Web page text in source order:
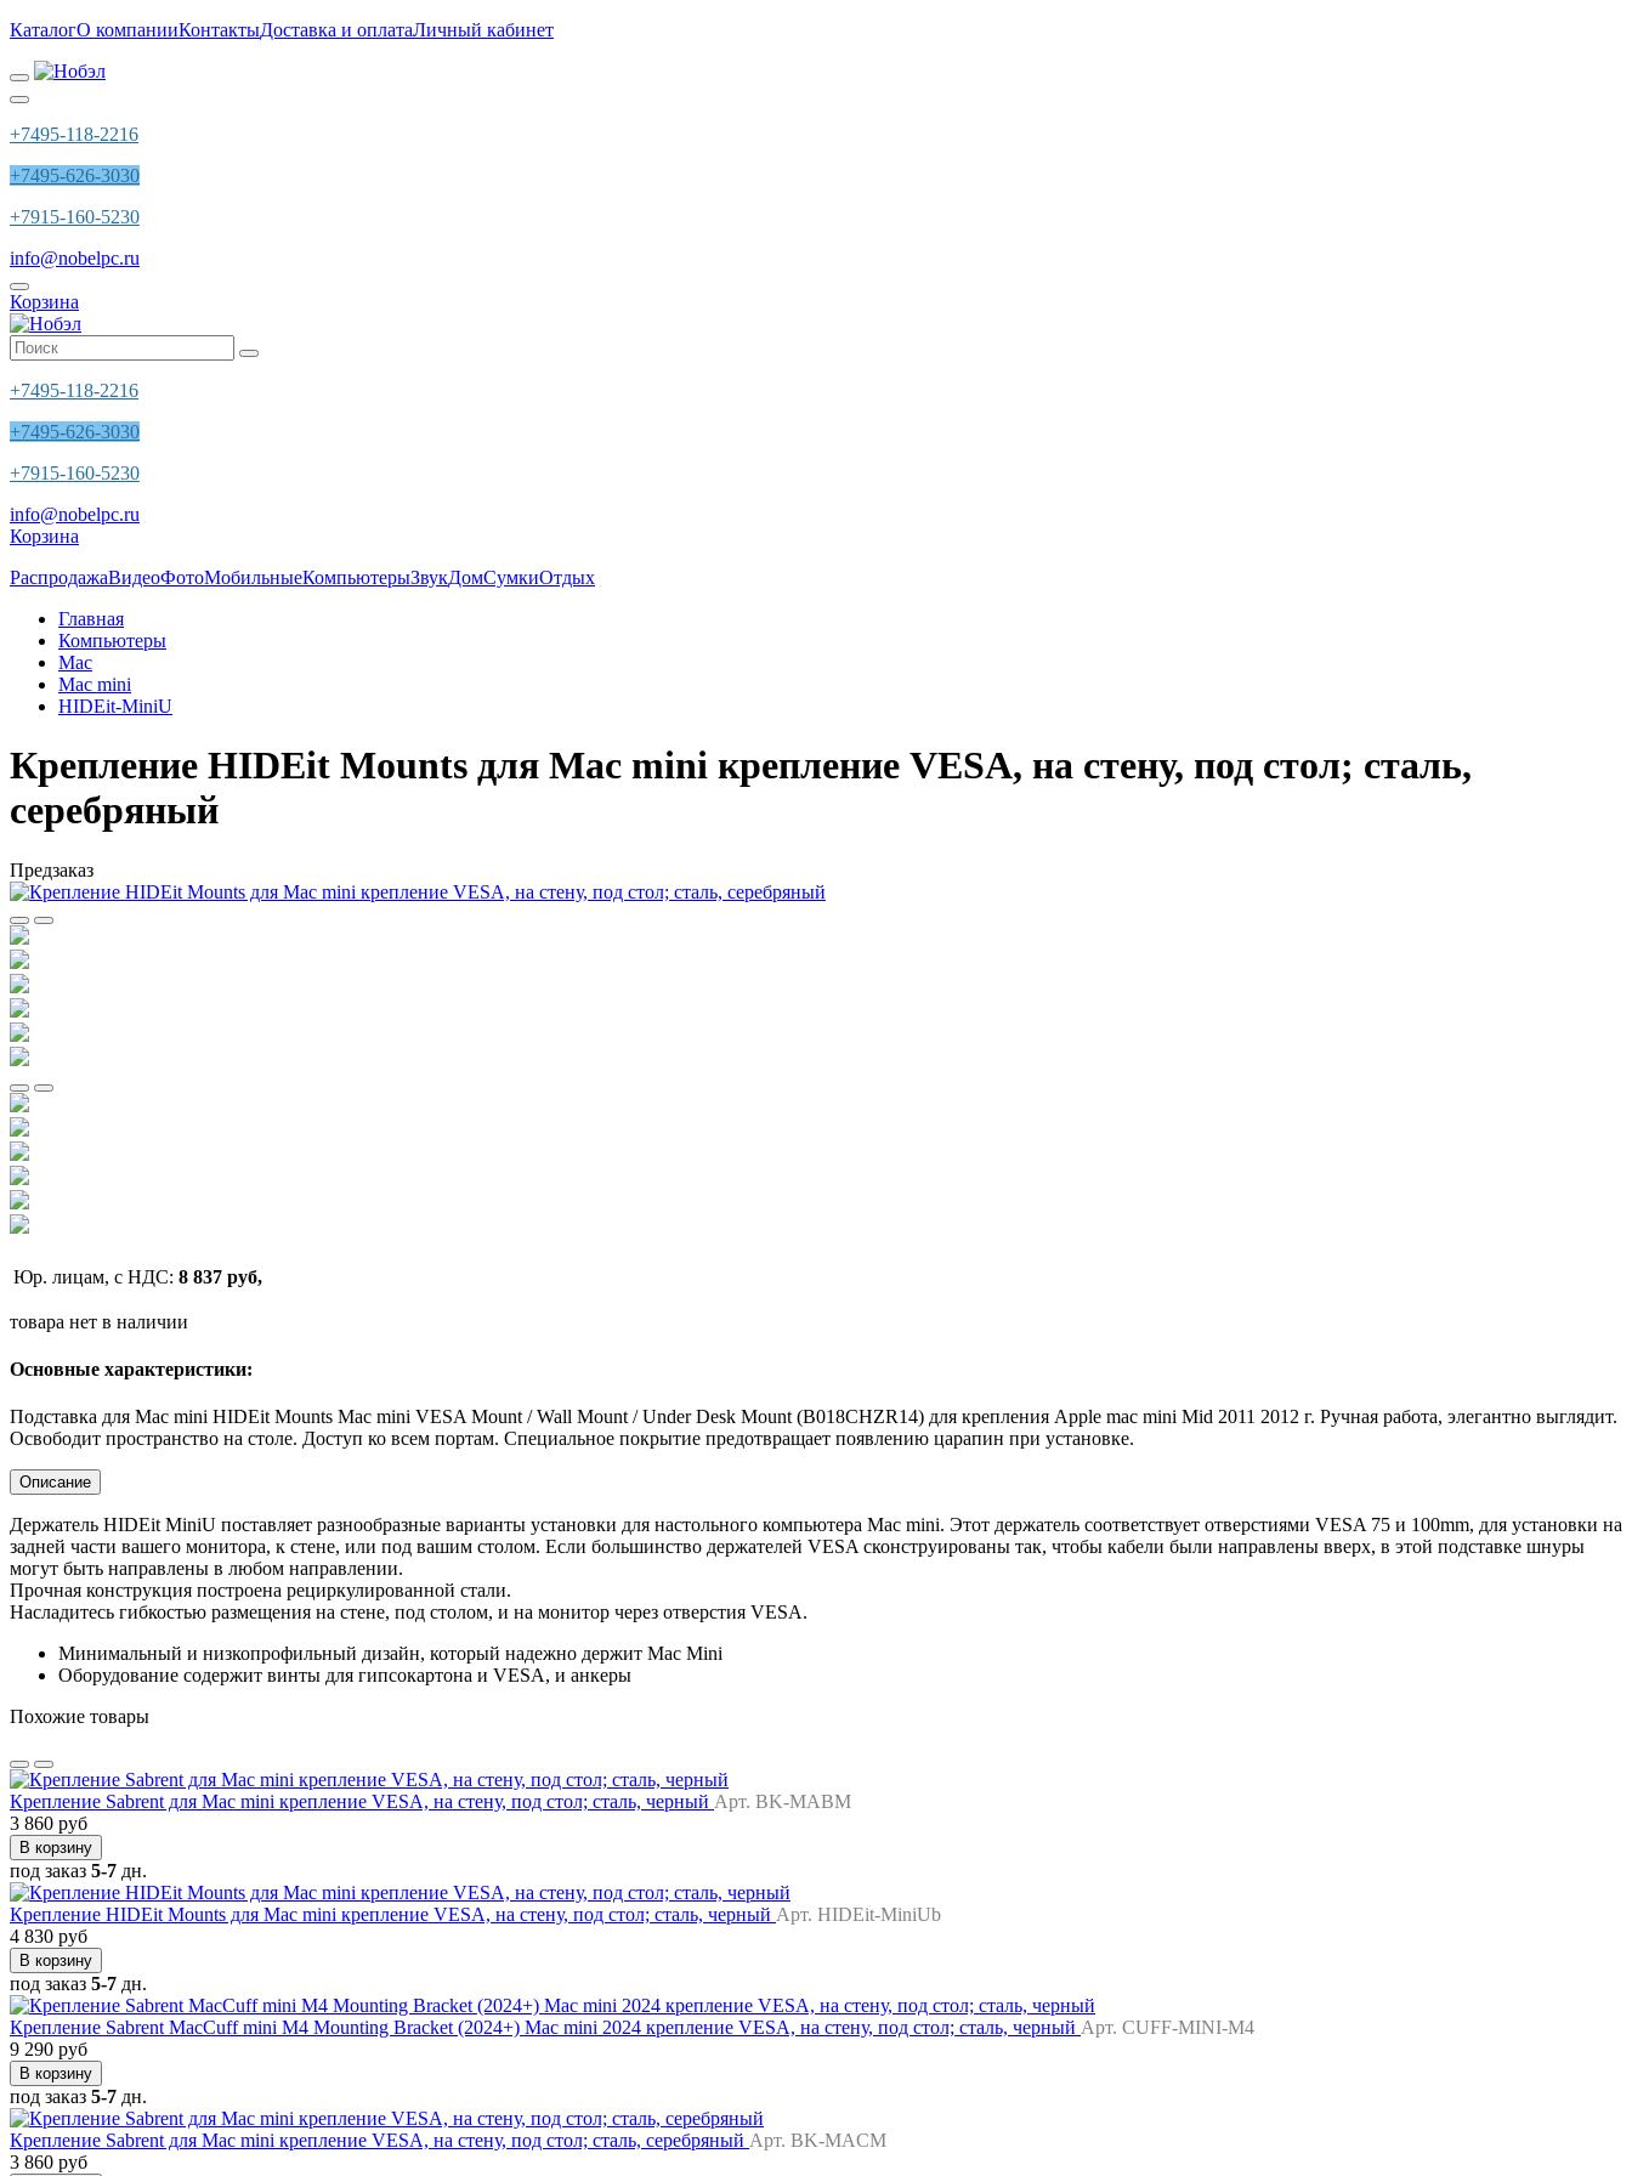
КаталогО компанииКонтактыДоставка и оплатаЛичный кабинет
+7495-118-2216
+7495-626-3030
+7915-160-5230
info@nobelpc.ru
Корзина
+7495-118-2216
+7495-626-3030
+7915-160-5230
info@nobelpc.ru
Корзина
РаспродажаВидеоФотоМобильныеКомпьютерыЗвукДомСумкиОтдых
Главная
Компьютеры
Mac
Maс mini
HIDEit-MiniU
Крепление HIDEit Mounts для Mac mini крепление VESA, на стену, под стол; сталь,
серебряный
Предзаказ
Юр. лицам, с НДС: 8 837 руб,
товара нет в наличии
Основные характеристики:
Подставка для Mac mini HIDEit Mounts Mac mini VESA Mount / Wall Mount / Under Desk Mount (B018CHZR14) для крепления Apple mac mini Mid 2011 2012 г. Ручная работа, элегантно выглядит.
Освободит пространство на столе. Доступ ко всем портам. Специальное покрытие предотвращает появлению царапин при установке.
Описание
Держатель HIDEit MiniU поставляет разнообразные варианты установки для настольного компьютера Mac mini. Этот держатель соответствует отверстиями VESA 75 и 100mm, для установки на
задней части вашего монитора, к стене, или под вашим столом. Если большинство держателей VESA сконструированы так, чтобы кабели были направлены вверх, в этой подставке шнуры
могут быть направлены в любом направлении.
Прочная конструкция построена рециркулированной стали.
Насладитесь гибкостью размещения на стене, под столом, и на монитор через отверстия VESA.
Минимальный и низкопрофильный дизайн, который надежно держит Mac Mini
Оборудование содержит винты для гипсокартона и VESA, и анкеры
Похожие товары
Крепление Sabrent для Mac mini крепление VESA, на стену, под стол; сталь, черный Арт. BK-MABM
3 860 руб
В корзину
под заказ 5-7 дн.
Крепление HIDEit Mounts для Mac mini крепление VESA, на стену, под стол; сталь, черный Арт. HIDEit-MiniUb
4 830 руб
В корзину
под заказ 5-7 дн.
Крепление Sabrent MacCuff mini M4 Mounting Bracket (2024+) Mac mini 2024 крепление VESA, на стену, под стол; сталь, черный Арт. CUFF-MINI-M4
9 290 руб
В корзину
под заказ 5-7 дн.
Крепление Sabrent для Mac mini крепление VESA, на стену, под стол; сталь, серебряный Арт. ‎BK-MACM
3 860 руб